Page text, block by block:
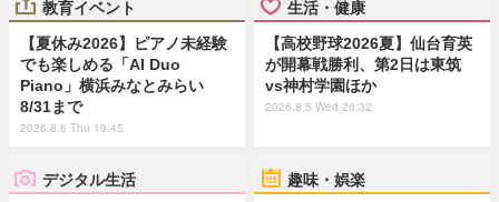
教育イベント
【夏休み2026】ピアノ未経験
でも楽しめる「AI Duo
Piano」横浜みなとみらい
8/31まで
2026.8.6 Thu 19:45
生活・健康
【高校野球2026夏】仙台育英
が開幕戦勝利、第2日は東筑
vs神村学園ほか
2026.8.5 Wed 20:32
デジタル生活 趣味・娯楽